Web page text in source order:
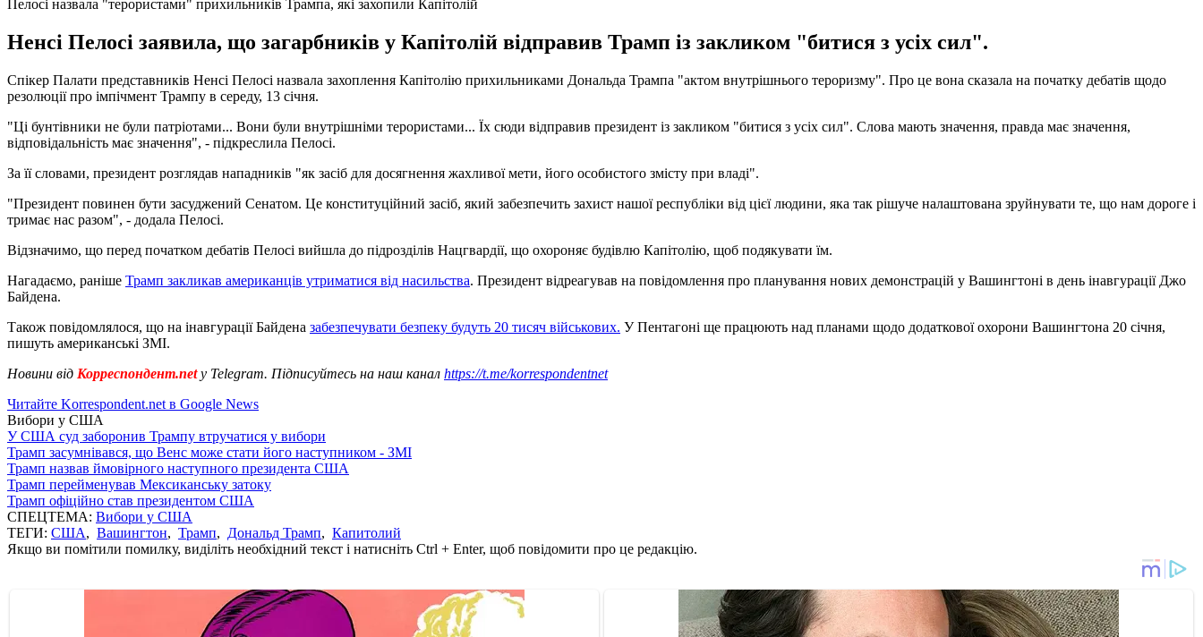
Пелосі назвала "терористами" прихильників Трампа, які захопили Капітолій
Ненсі Пелосі заявила, що загарбників у Капітолій відправив Трамп із закликом "битися з усіх сил".
Спікер Палати представників Ненсі Пелосі назвала захоплення Капітолію прихильниками Дональда Трампа "актом внутрішнього тероризму". Про це вона сказала на початку дебатів щодо
резолюції про імпічмент Трампу в середу, 13 січня.
"Ці бунтівники не були патріотами... Вони були внутрішніми терористами... Їх сюди відправив президент із закликом "битися з усіх сил". Слова мають значення, правда має значення,
відповідальність має значення", - підкреслила Пелосі.
За її словами, президент розглядав нападників "як засіб для досягнення жахливої ​​мети, його особистого змісту при владі".
"Президент повинен бути засуджений Сенатом. Це конституційний засіб, який забезпечить захист нашої республіки від цієї людини, яка так рішуче налаштована зруйнувати те, що нам дороге і
тримає нас разом", - додала Пелосі.
Відзначимо, що перед початком дебатів Пелосі вийшла до підрозділів Нацгвардії, що охороняє будівлю Капітолію, щоб подякувати їм.
Нагадаємо, раніше Трамп закликав американців утриматися від насильства. Президент відреагував на повідомлення про планування нових демонстрацій у Вашингтоні в день інавгурації Джо
Байдена.
Також повідомлялося, що на інавгурації Байдена забезпечувати безпеку будуть 20 тисяч військових. У Пентагоні ще працюють над планами щодо додаткової охорони Вашингтона 20 січня,
пишуть американські ЗМІ.
Новини від Корреспондент.netу Telegram. Підписуйтесь на наш канал https://t.me/korrespondentnet
Читайте Korrespondent.net в Google News
Вибори у США
У США суд заборонив Трампу втручатися у вибори
Трамп засумнівався, що Венс може стати його наступником - ЗМІ
Трамп назвав ймовірного наступного президента США
Трамп перейменував Мексиканську затоку
Трамп офіційно став президентом США
СПЕЦТЕМА: Вибори у США
ТЕГИ: США, Вашингтон, Трамп, Дональд Трамп, Капитолий
Якщо ви помітили помилку, виділіть необхідний текст і натисніть Ctrl + Enter, щоб повідомити про це редакцію.